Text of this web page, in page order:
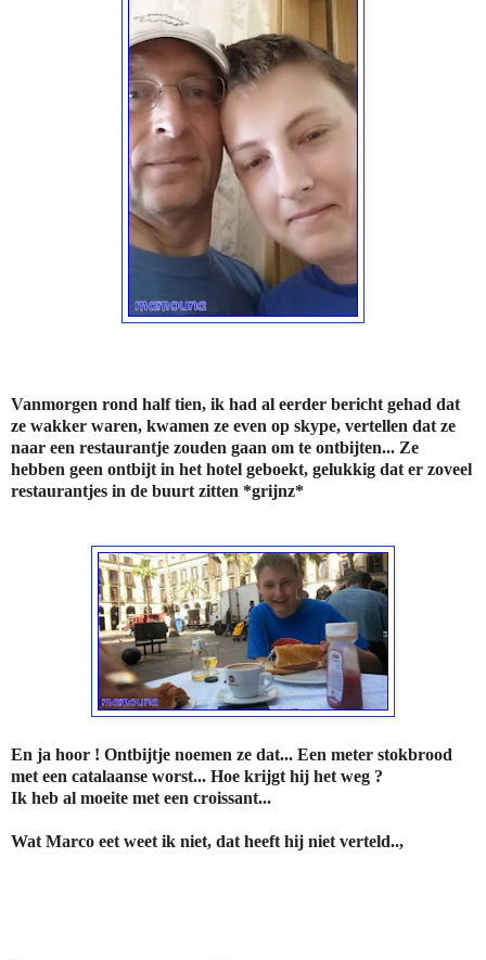
Vanmorgen rond half tien, ik had al eerder bericht gehad dat
ze wakker waren, kwamen ze even op skype, vertellen dat ze
naar een restaurantje zouden gaan om te ontbijten... Ze
hebben geen ontbijt in het hotel geboekt, gelukkig dat er zoveel
restaurantjes in de buurt zitten *grijnz*
En ja hoor ! Ontbijtje noemen ze dat... Een meter stokbrood
met een catalaanse worst... Hoe krijgt hij het weg ?
Ik heb al moeite met een croissant...
Wat Marco eet weet ik niet, dat heeft hij niet verteld..,